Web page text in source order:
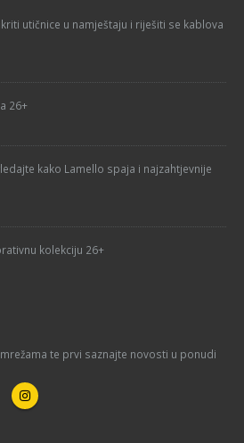
utičnice u namještaju i riješiti se kablova
26+
kako Lamello spaja i najzahtjevnije
kolekciju 26+
te prvi saznajte novosti u ponudi